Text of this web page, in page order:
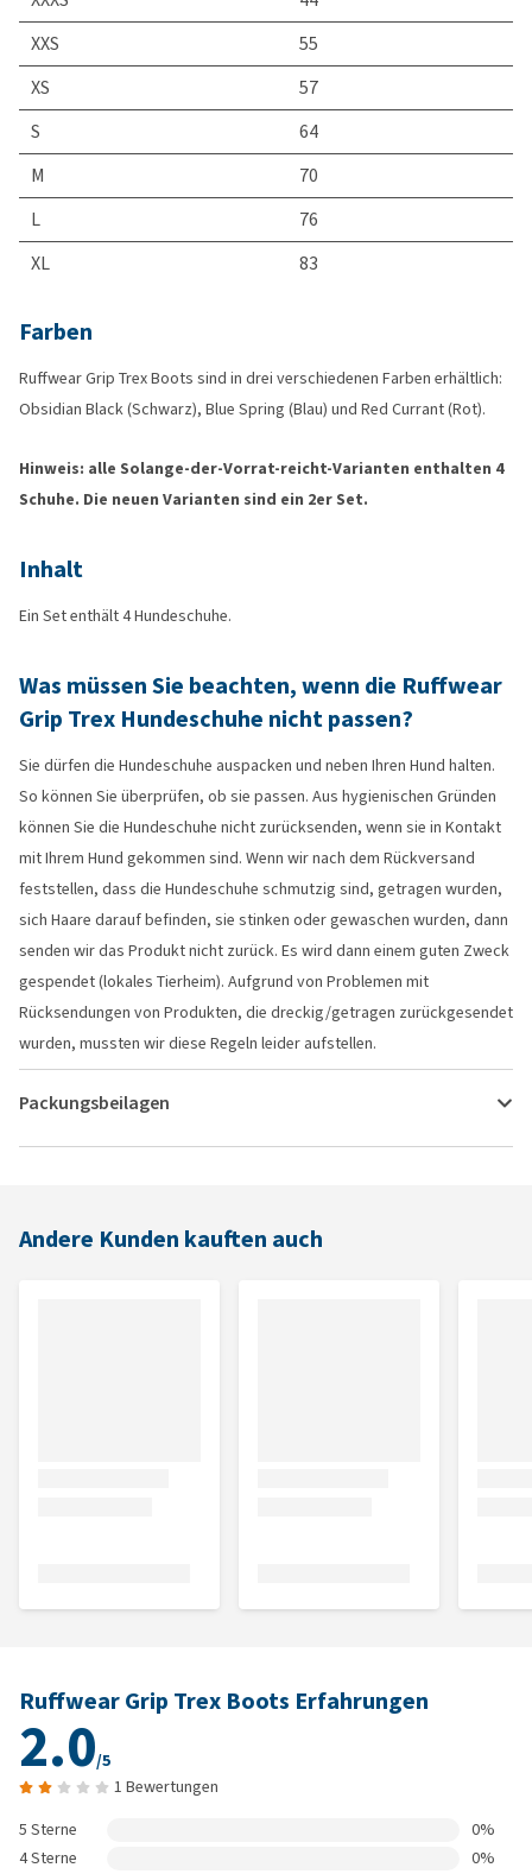
XXS
55
XS
57
S
64
M
70
L
76
XL
83
Farben
Ruffwear Grip Trex Boots sind in drei verschiedenen Farben erhältlich:
Obsidian Black (Schwarz), Blue Spring (Blau) und Red Currant (Rot).
Hinweis: alle Solange-der-Vorrat-reicht-Varianten enthalten 4
Schuhe. Die neuen Varianten sind ein 2er Set.
Inhalt
Ein Set enthält 4 Hundeschuhe.
Was müssen Sie beachten, wenn die Ruffwear
Grip Trex Hundeschuhe nicht passen?
Sie dürfen die Hundeschuhe auspacken und neben Ihren Hund halten.
So können Sie überprüfen, ob sie passen. Aus hygienischen Gründen
können Sie die Hundeschuhe nicht zurücksenden, wenn sie in Kontakt
mit Ihrem Hund gekommen sind. Wenn wir nach dem Rückversand
feststellen, dass die Hundeschuhe schmutzig sind, getragen wurden,
sich Haare darauf befinden, sie stinken oder gewaschen wurden, dann
senden wir das Produkt nicht zurück. Es wird dann einem guten Zweck
gespendet (lokales Tierheim). Aufgrund von Problemen mit
Rücksendungen von Produkten, die dreckig/getragen zurückgesendet
wurden, mussten wir diese Regeln leider aufstellen.
Packungsbeilagen
Andere Kunden kauften auch
Ruffwear Grip Trex Boots Erfahrungen
2.0/5
1 Bewertungen
5 Sterne
0%
4 Sterne
0%